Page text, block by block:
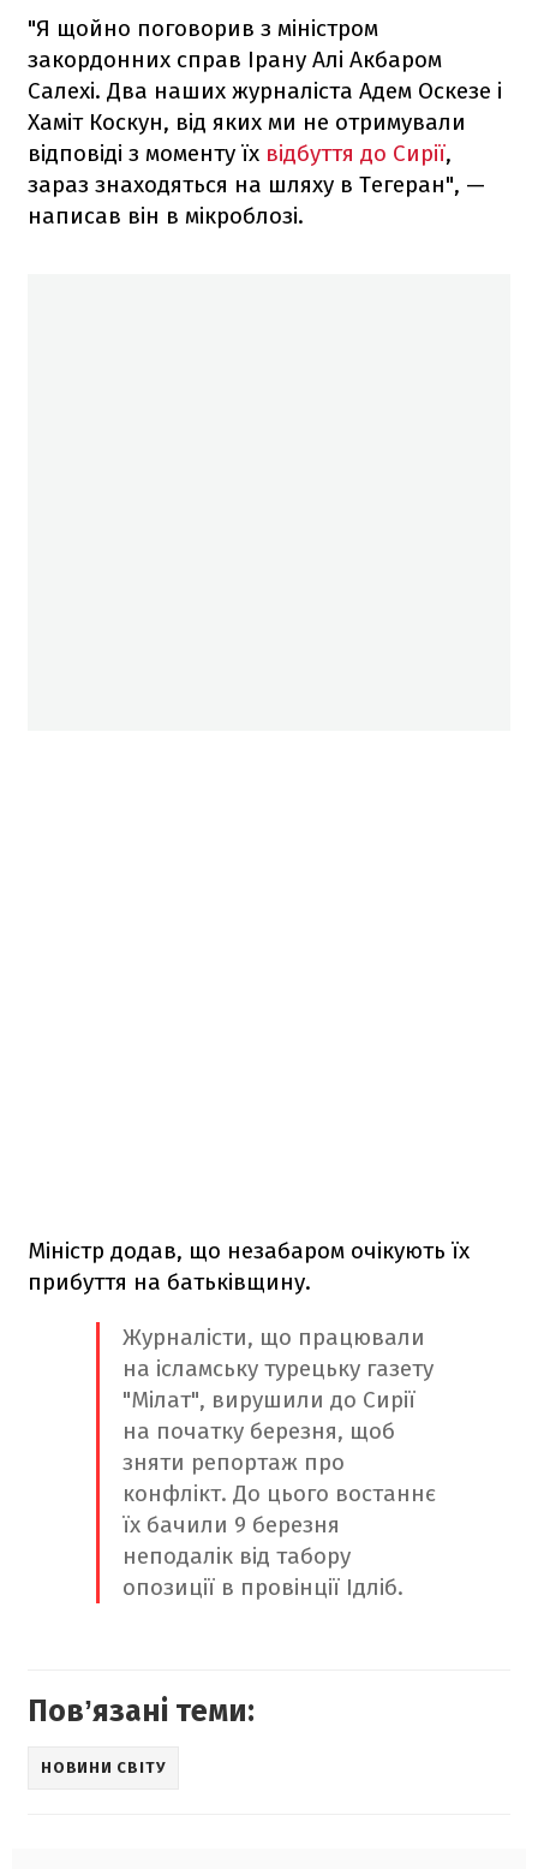
"Я щойно поговорив з міністром
закордонних справ Ірану Алі Акбаром
Салехі. Два наших журналіста Адем Оскезе і
Хаміт Коскун, від яких ми не отримували
відповіді з моменту їх відбуття до Сирії,
зараз знаходяться на шляху в Тегеран", —
написав він в мікроблозі.
Міністр додав, що незабаром очікують їх
прибуття на батьківщину.
Журналісти, що працювали
на ісламську турецьку газету
"Мілат", вирушили до Сирії
на початку березня, щоб
зняти репортаж про
конфлікт. До цього востаннє
їх бачили 9 березня
неподалік від табору
опозиції в провінції Ідліб.
Повʼязані теми:
НОВИНИ СВІТУ